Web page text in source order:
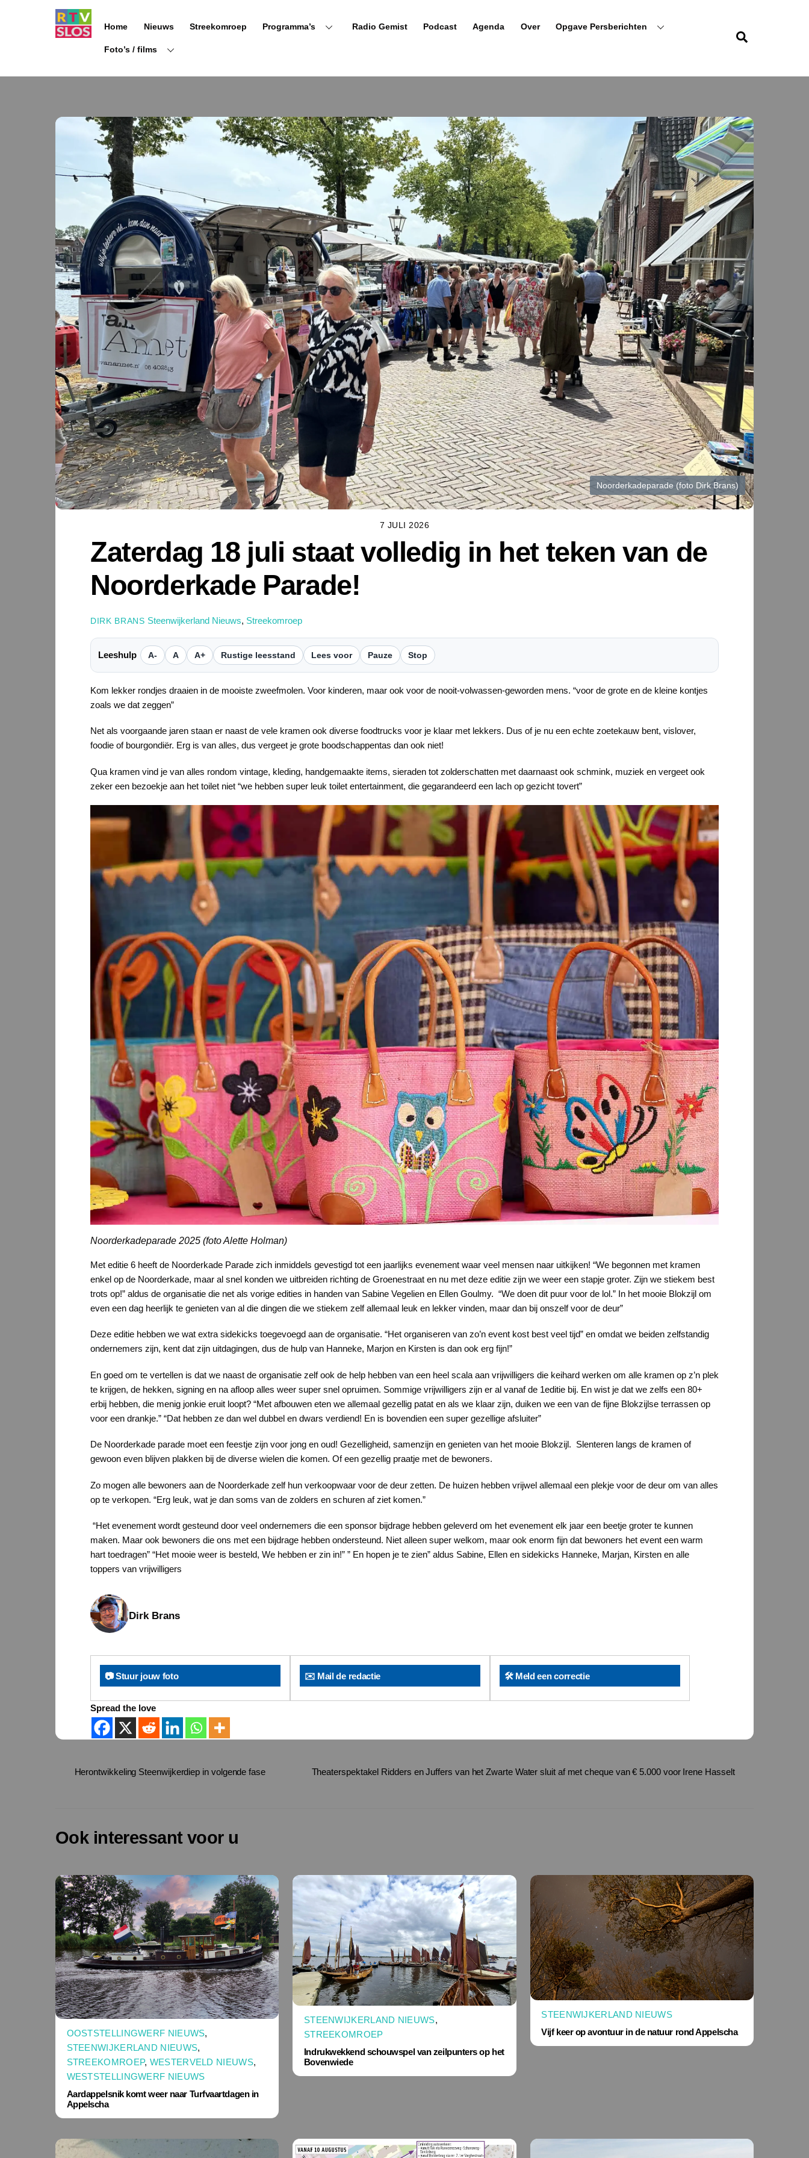
Home Nieuws Streekomroep Programma’s Radio Gemist Podcast Agenda Over Opgave Persberichten
Foto’s / films
Noorderkadeparade (foto Dirk Brans)
7 JULI 2026
Zaterdag 18 juli staat volledig in het teken van de
Noorderkade Parade!
DIRK BRANS Steenwijkerland Nieuws, Streekomroep
Leeshulp A- A A+ Rustige leesstand Lees voor Pauze Stop
Kom lekker rondjes draaien in de mooiste zweefmolen. Voor kinderen, maar ook voor de nooit-volwassen-geworden mens. “voor de grote en de kleine kontjes
zoals we dat zeggen”
Net als voorgaande jaren staan er naast de vele kramen ook diverse foodtrucks voor je klaar met lekkers. Dus of je nu een echte zoetekauw bent, vislover,
foodie of bourgondiër. Erg is van alles, dus vergeet je grote boodschappentas dan ook niet!
Qua kramen vind je van alles rondom vintage, kleding, handgemaakte items, sieraden tot zolderschatten met daarnaast ook schmink, muziek en vergeet ook
zeker een bezoekje aan het toilet niet “we hebben super leuk toilet entertainment, die gegarandeerd een lach op gezicht tovert”
Noorderkadeparade 2025 (foto Alette Holman)
Met editie 6 heeft de Noorderkade Parade zich inmiddels gevestigd tot een jaarlijks evenement waar veel mensen naar uitkijken! “We begonnen met kramen
enkel op de Noorderkade, maar al snel konden we uitbreiden richting de Groenestraat en nu met deze editie zijn we weer een stapje groter. Zijn we stiekem best
trots op!” aldus de organisatie die net als vorige edities in handen van Sabine Vegelien en Ellen Goulmy. “We doen dit puur voor de lol.” In het mooie Blokzijl om
even een dag heerlijk te genieten van al die dingen die we stiekem zelf allemaal leuk en lekker vinden, maar dan bij onszelf voor de deur”
Deze editie hebben we wat extra sidekicks toegevoegd aan de organisatie. “Het organiseren van zo’n event kost best veel tijd” en omdat we beiden zelfstandig
ondernemers zijn, kent dat zijn uitdagingen, dus de hulp van Hanneke, Marjon en Kirsten is dan ook erg fijn!”
En goed om te vertellen is dat we naast de organisatie zelf ook de help hebben van een heel scala aan vrijwilligers die keihard werken om alle kramen op z’n plek
te krijgen, de hekken, signing en na afloop alles weer super snel opruimen. Sommige vrijwilligers zijn er al vanaf de 1editie bij. En wist je dat we zelfs een 80+
erbij hebben, die menig jonkie eruit loopt? “Met afbouwen eten we allemaal gezellig patat en als we klaar zijn, duiken we een van de fijne Blokzijlse terrassen op
voor een drankje.” “Dat hebben ze dan wel dubbel en dwars verdiend! En is bovendien een super gezellige afsluiter”
De Noorderkade parade moet een feestje zijn voor jong en oud! Gezelligheid, samenzijn en genieten van het mooie Blokzijl. Slenteren langs de kramen of
gewoon even blijven plakken bij de diverse wielen die komen. Of een gezellig praatje met de bewoners.
Zo mogen alle bewoners aan de Noorderkade zelf hun verkoopwaar voor de deur zetten. De huizen hebben vrijwel allemaal een plekje voor de deur om van alles
op te verkopen. “Erg leuk, wat je dan soms van de zolders en schuren af ziet komen.”
“Het evenement wordt gesteund door veel ondernemers die een sponsor bijdrage hebben geleverd om het evenement elk jaar een beetje groter te kunnen
maken. Maar ook bewoners die ons met een bijdrage hebben ondersteund. Niet alleen super welkom, maar ook enorm fijn dat bewoners het event een warm
hart toedragen” “Het mooie weer is besteld, We hebben er zin in!” ” En hopen je te zien” aldus Sabine, Ellen en sidekicks Hanneke, Marjan, Kirsten en alle
toppers van vrijwilligers
Dirk Brans
📷 Stuur jouw foto ✉️ Mail de redactie 🛠️ Meld een correctie
Spread the love
Herontwikkeling Steenwijkerdiep in volgende fase Theaterspektakel Ridders en Juffers van het Zwarte Water sluit af met cheque van € 5.000 voor Irene Hasselt
Ook interessant voor u
OOSTSTELLINGWERF NIEUWS,
STEENWIJKERLAND NIEUWS,
STREEKOMROEP, WESTERVELD NIEUWS,
WESTSTELLINGWERF NIEUWS
Aardappelsnik komt weer naar Turfvaartdagen in
Appelscha
STEENWIJKERLAND NIEUWS,
STREEKOMROEP
Indrukwekkend schouwspel van zeilpunters op het
Bovenwiede
STEENWIJKERLAND NIEUWS
Vijf keer op avontuur in de natuur rond Appelscha